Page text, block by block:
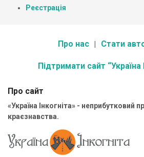
Реєстрація
Про нас Стати
Підтримати сайт “Україна
Про сайт
«Україна Інкогніта» - неприбутковий
краєзнавства.